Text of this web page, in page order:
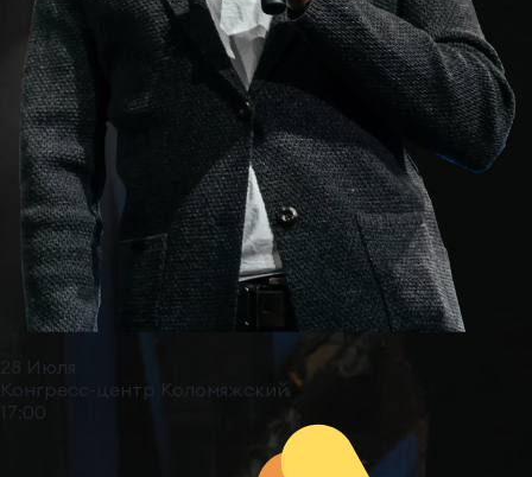
28 Июля
Конгресс-центр Коломяжский
17:00